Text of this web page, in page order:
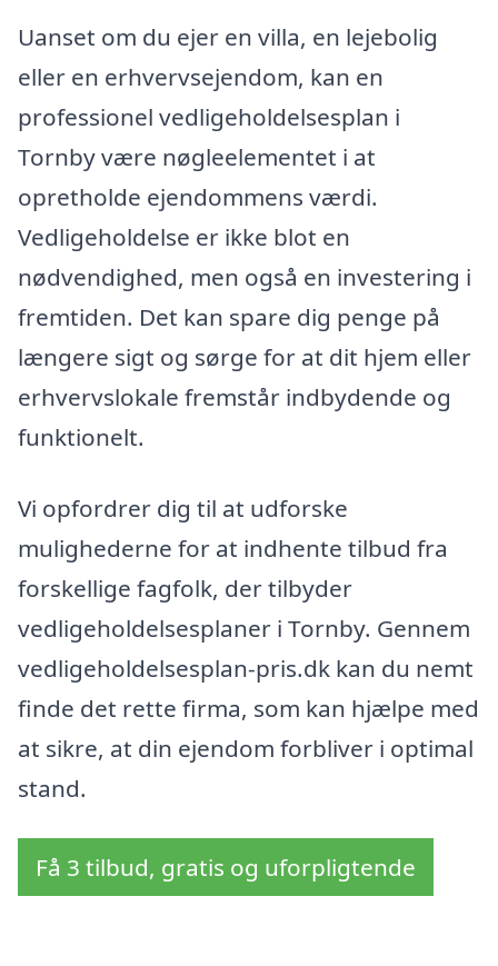
Uanset om du ejer en villa, en lejebolig
eller en erhvervsejendom, kan en
professionel vedligeholdelsesplan i
Tornby være nøgleelementet i at
opretholde ejendommens værdi.
Vedligeholdelse er ikke blot en
nødvendighed, men også en investering i
fremtiden. Det kan spare dig penge på
længere sigt og sørge for at dit hjem eller
erhvervslokale fremstår indbydende og
funktionelt.
Vi opfordrer dig til at udforske
mulighederne for at indhente tilbud fra
forskellige fagfolk, der tilbyder
vedligeholdelsesplaner i Tornby. Gennem
vedligeholdelsesplan-pris.dk kan du nemt
finde det rette firma, som kan hjælpe med
at sikre, at din ejendom forbliver i optimal
stand.
Få 3 tilbud, gratis og uforpligtende